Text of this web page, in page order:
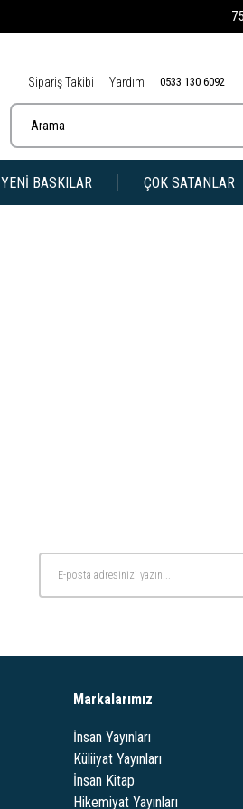
Sipariş Takibi Yardım 0533 130 6092
YENİ BASKILAR ÇOK SATANLAR
Markalarımız
İnsan Yayınları
Küliiyat Yayınları
İnsan Kitap
Hikemiyat Yayınları